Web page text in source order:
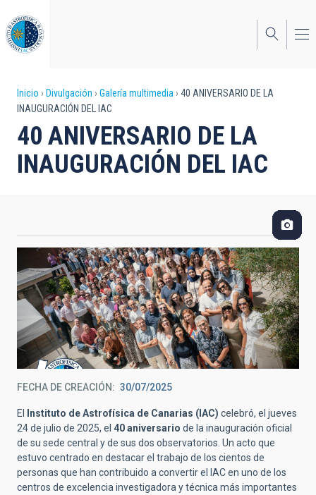
al
contenido
principal
Sobrescribir
enlaces
de
ayuda
navegación
Inicio Divulgación Galería multimedia
40 ANIVERSARIO DE LA
INAUGURACIÓN DEL IAC
40 ANIVERSARIO DE LA
INAUGURACIÓN DEL IAC
FECHA DE CREACIÓN 30/07/2025
El Instituto de Astrofísica de Canarias (IAC) celebró, el jueves
24 de julio de 2025, el 40 aniversario de la inauguración oficial
de su sede central y de sus dos observatorios. Un acto que
estuvo centrado en destacar el trabajo de los cientos de
personas que han contribuido a convertir el IAC en uno de los
centros de excelencia investigadora y técnica más importantes